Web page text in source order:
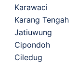
Karawaci
Karang Tengah
Jatiuwung
Cipondoh
Ciledug